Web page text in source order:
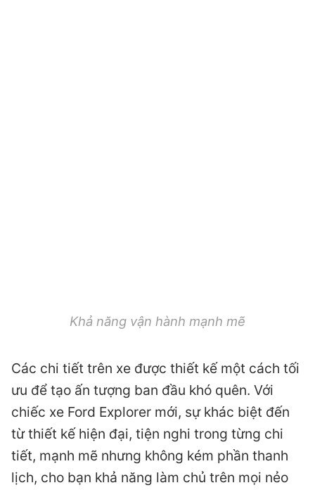
Khả năng vận hành mạnh mẽ
Các chi tiết trên xe được thiết kế một cách tối
ưu để tạo ấn tượng ban đầu khó quên. Với
chiếc xe Ford Explorer mới, sự khác biệt đến
từ thiết kế hiện đại, tiện nghi trong từng chi
tiết, mạnh mẽ nhưng không kém phần thanh
lịch, cho bạn khả năng làm chủ trên mọi nẻo